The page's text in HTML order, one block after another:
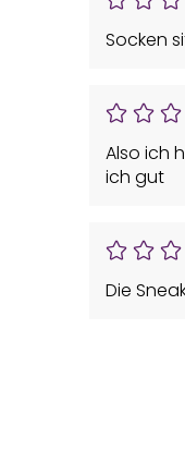
Socken
Also ich
ich gut
Die